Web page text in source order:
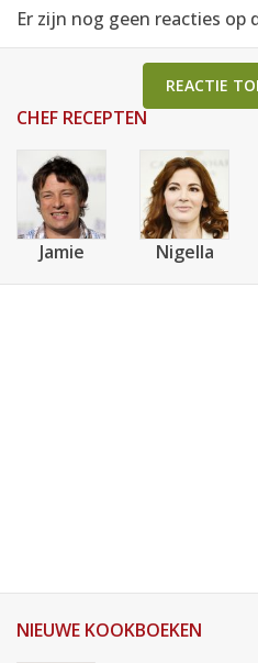
Er zijn nog geen reacties op
REACTIE
CHEF RECEPTEN
Jamie Nigella
NIEUWE KOOKBOEKEN